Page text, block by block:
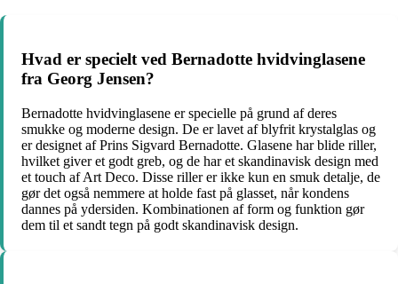
Hvad er specielt ved Bernadotte hvidvinglasene
fra Georg Jensen?
Bernadotte hvidvinglasene er specielle på grund af deres
smukke og moderne design. De er lavet af blyfrit krystalglas og
er designet af Prins Sigvard Bernadotte. Glasene har blide riller,
hvilket giver et godt greb, og de har et skandinavisk design med
et touch af Art Deco. Disse riller er ikke kun en smuk detalje, de
gør det også nemmere at holde fast på glasset, når kondens
dannes på ydersiden. Kombinationen af form og funktion gør
dem til et sandt tegn på godt skandinavisk design.